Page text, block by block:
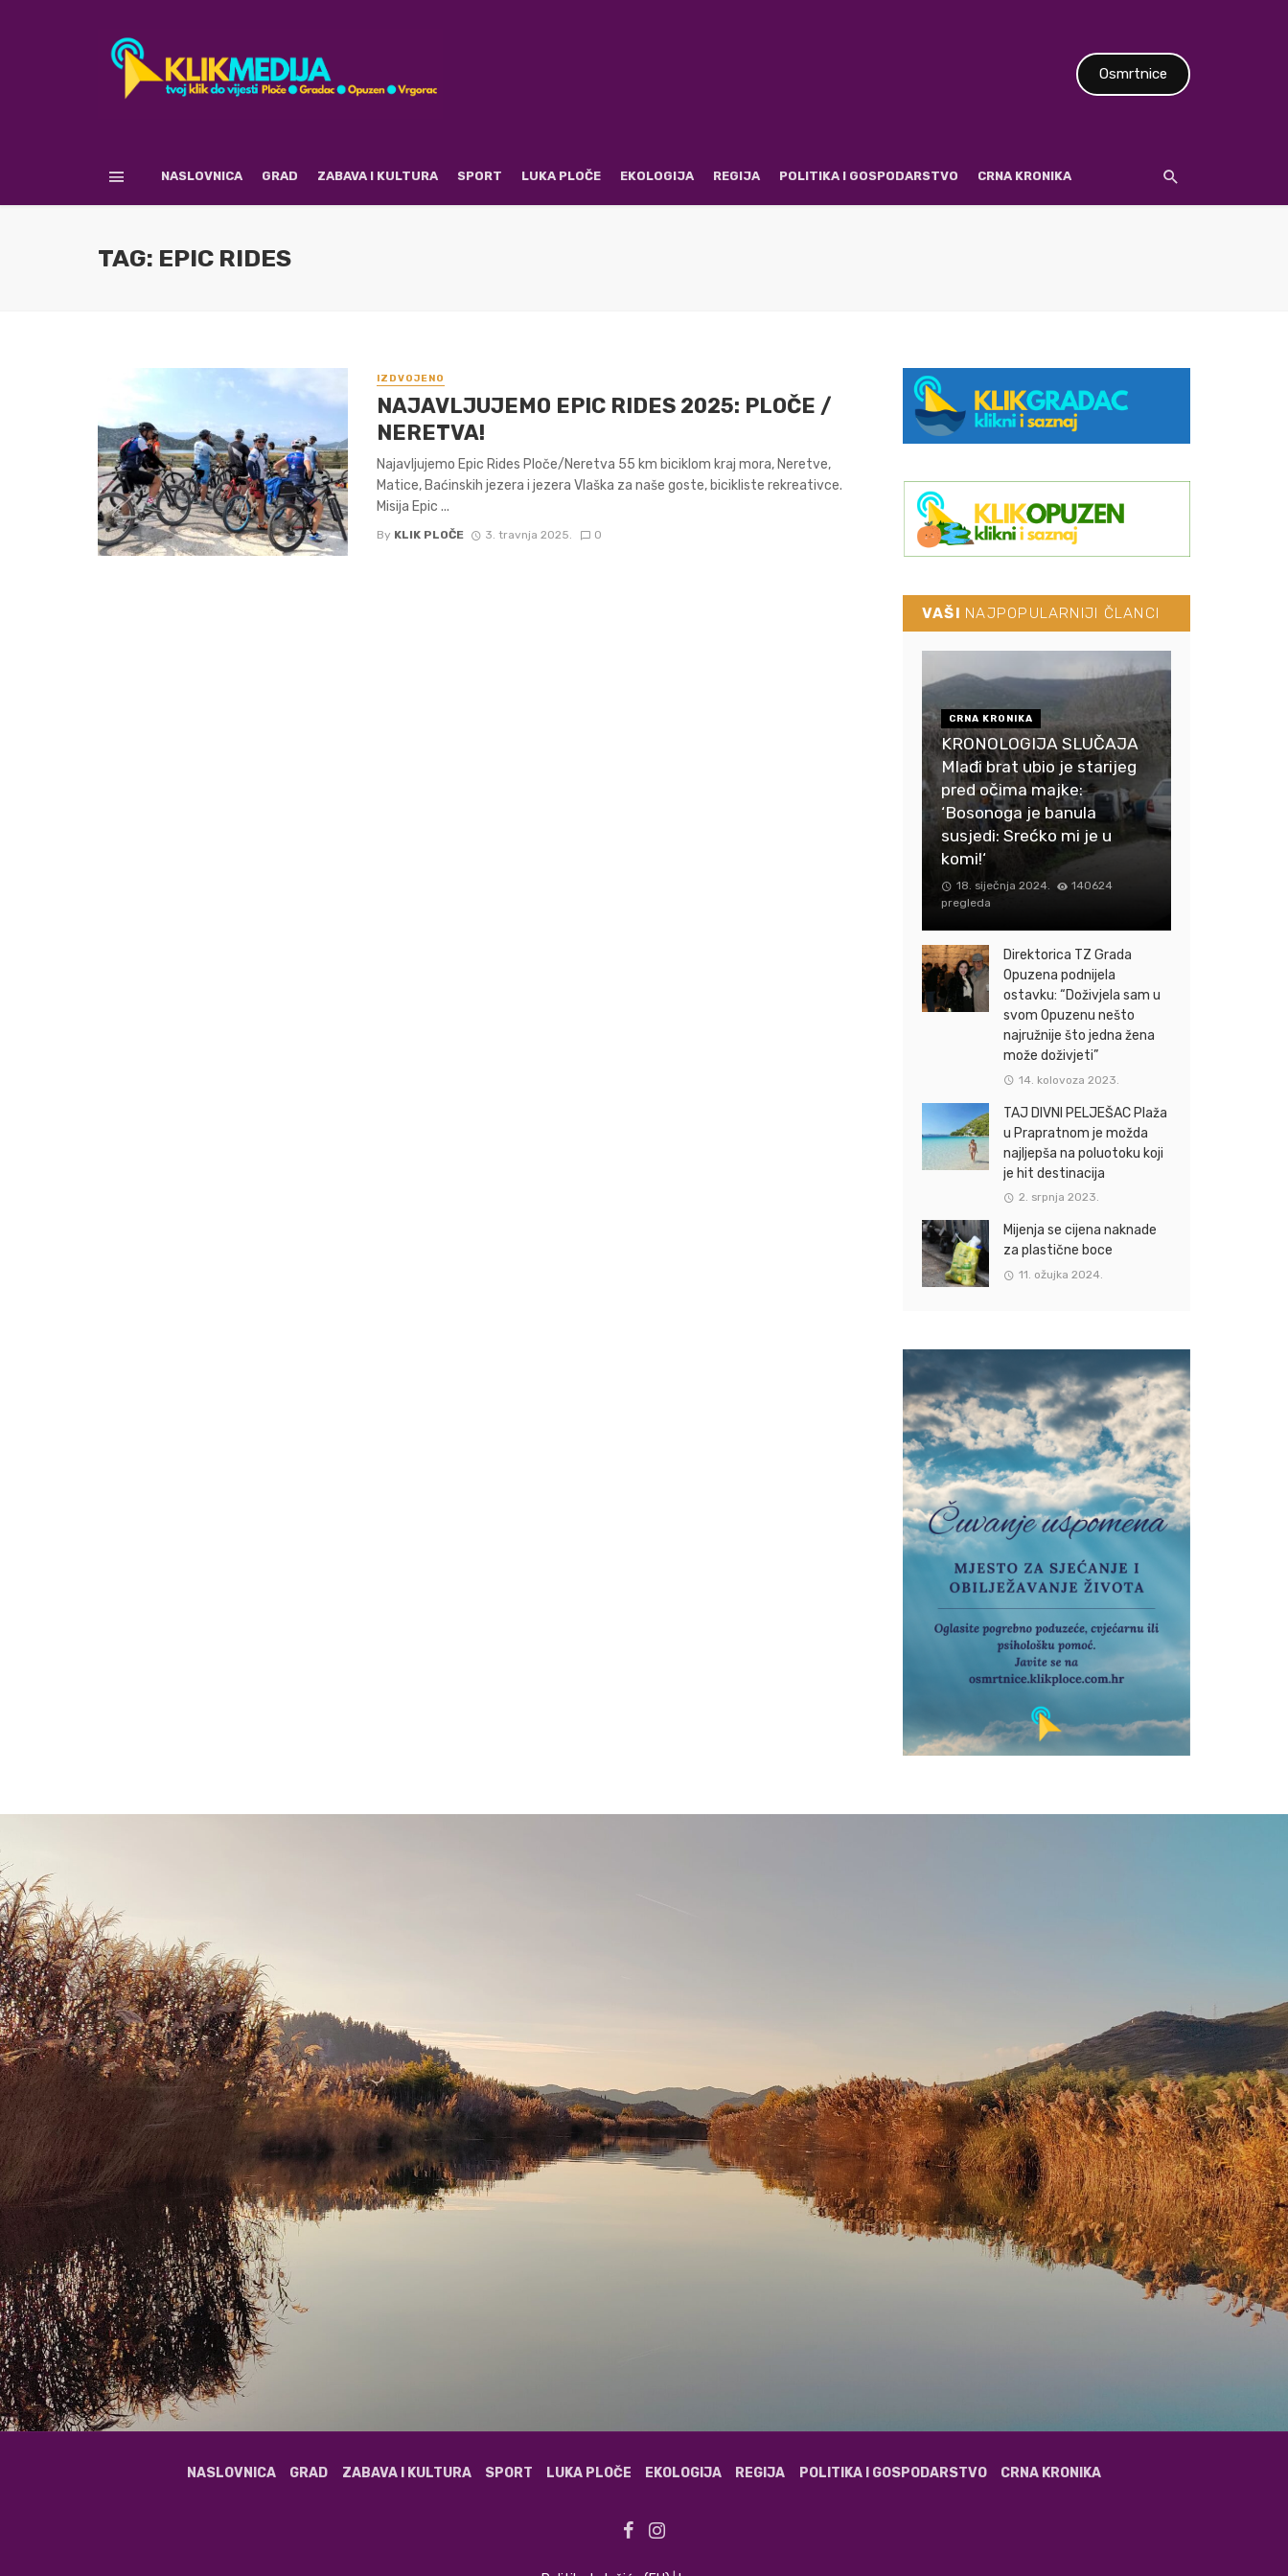
Osmrtnice
NASLOVNICA GRAD ZABAVA I KULTURA SPORT LUKA PLOČE EKOLOGIJA REGIJA POLITIKA I GOSPODARSTVO CRNA KRONIKA
TAG: EPIC RIDES
IZDVOJENO
NAJAVLJUJEMO EPIC RIDES 2025: PLOČE /
NERETVA!
Najavljujemo Epic Rides Ploče/Neretva 55 km biciklom kraj mora, Neretve,
Matice, Baćinskih jezera i jezera Vlaška za naše goste, bicikliste rekreativce.
Misija Epic ...
By KLIK PLOČE 3. travnja 2025. 0
VAŠI NAJPOPULARNIJI ČLANCI
CRNA KRONIKA
KRONOLOGIJA SLUČAJA
Mlađi brat ubio je starijeg
pred očima majke:
‘Bosonoga je banula
susjedi: Srećko mi je u
komi!‘
18. siječnja 2024.
140624
pregleda
Direktorica TZ Grada
Opuzena podnijela
ostavku: “Doživjela sam u
svom Opuzenu nešto
najružnije što jedna žena
može doživjeti”
14. kolovoza 2023.
TAJ DIVNI PELJEŠAC Plaža
u Prapratnom je možda
najljepša na poluotoku koji
je hit destinacija
2. srpnja 2023.
Mijenja se cijena naknade
za plastične boce
11. ožujka 2024.
NASLOVNICA GRAD ZABAVA I KULTURA SPORT LUKA PLOČE EKOLOGIJA REGIJA POLITIKA I GOSPODARSTVO CRNA KRONIKA